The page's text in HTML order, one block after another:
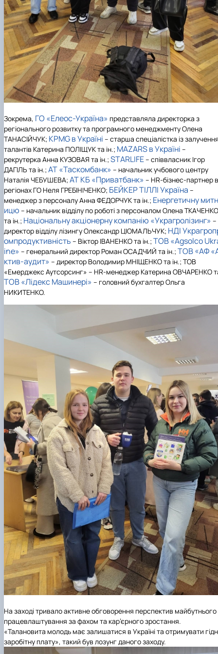
Зокрема, ГО «Елеос-Україна» представляла директорка з
регіонального розвитку та програмного менеджменту Олена
ТАНАСІЙЧУК; KPMG в Україні – старша спеціалістка із
талантів Катерина ПОЛІЩУК та ін.; MAZARS в Україні –
рекрутерка Анна КУЗОВАЯ та ін.; STARLIFE– співвласник Ігор
ДАГІЛЬ та ін.; АТ «Таскомбанк» – начальник учбового центру
Наталія ЧЕБУШЕВА; АТ КБ «Приватбанк» – HR-бізнес-партнер в
регіонах ГО Неля ГРЕБІНІЧЕНКО; БЕЙКЕР ТІЛЛІ Україна –
менеджер з персоналу Анна ФЕДОРЧУК та ін.; Енергетичну митн
ицю – начальник відділу по роботі з персоналом Олена ТКАЧЕНКО
та ін.; Національну акціонерну компанію «Украгролізинг» –
директор відділу лізингу Олександр ЦІОМАЛЬЧУК; НДІ
омпродуктивність – Віктор ІВАНЕНКО та ін.; ТОВ «Agsolco
ine» – генеральний директор Роман ОСАДЧИЙ та ін.; ТОВ «АФ
ктив-аудит» – директор Володимир МНІЩЕНКО та ін.; ТОВ
«Емерджекс Аутсорсинг» – HR-менеджер Катерина ОВЧАРЕНКО
ТОВ «Лідекс Машинері» – головний бухгалтер Ольга
НИКИТЕНКО.
На заході тривало активне обговорення перспектив майбутнього
працевлаштування за фахом та кар’єрного зростання.
«Талановита молодь має залишатися в Україні та отримувати
заробітну плату», такий був лозунг даного заходу.